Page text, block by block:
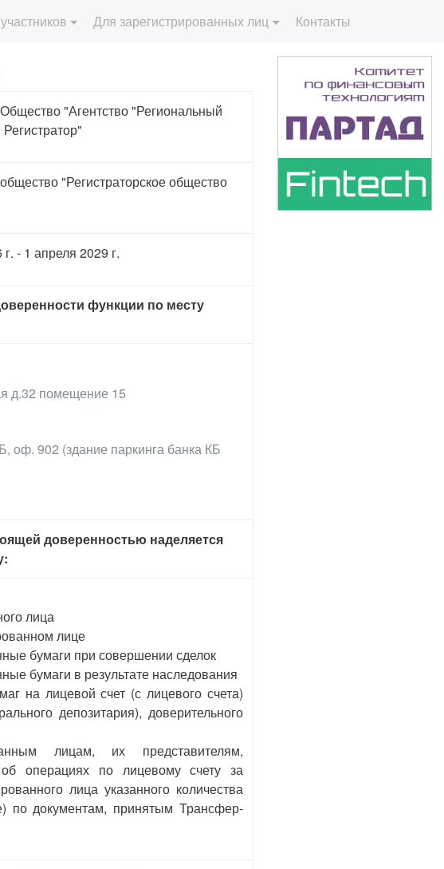
Для зарегистрированных лиц Контакты
"Агентство "Региональный
"Регистраторское общество
- 1 апреля 2029 г.
функции по месту
д.32 помещение 15
оф. 902 (здание паркинга банка КБ
доверенностью наделяется
лица
лице
бумаги при совершении сделок
бумаги в результате наследования
на лицевой счет (с лицевого счета)
депозитария), доверительного
лицам, их представителям,
операциях по лицевому счету за
лица указанного количества
по документам, принятым Трансфер-